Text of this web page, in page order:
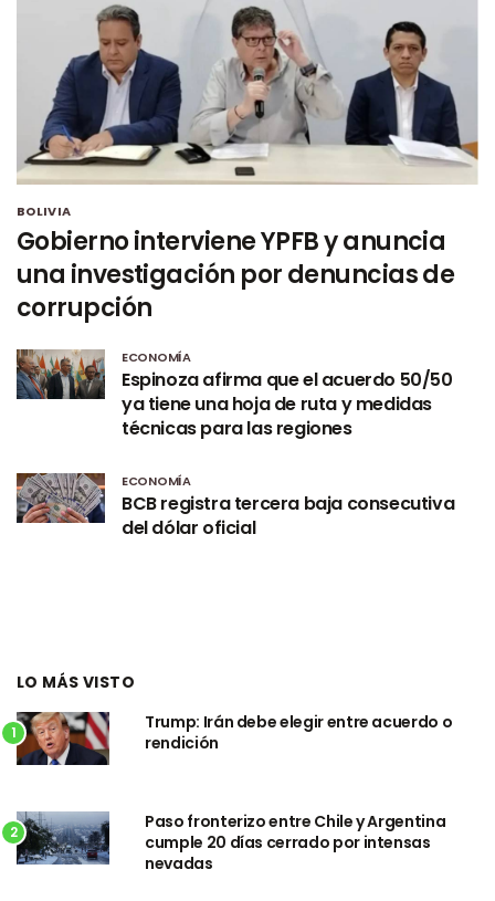
BOLIVIA
Gobierno interviene YPFB y anuncia
una investigación por denuncias de
corrupción
ECONOMÍA
Espinoza afirma que el acuerdo 50/50
ya tiene una hoja de ruta y medidas
técnicas para las regiones
ECONOMÍA
BCB registra tercera baja consecutiva
del dólar oficial
LO MÁS VISTO
1
Trump: Irán debe elegir entre acuerdo o
rendición
2
Paso fronterizo entre Chile y Argentina
cumple 20 días cerrado por intensas
nevadas